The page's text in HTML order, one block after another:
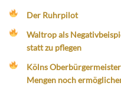
Der Ruhrpilot
Waltrop als
statt zu pflegen
Kölns
Mengen noch